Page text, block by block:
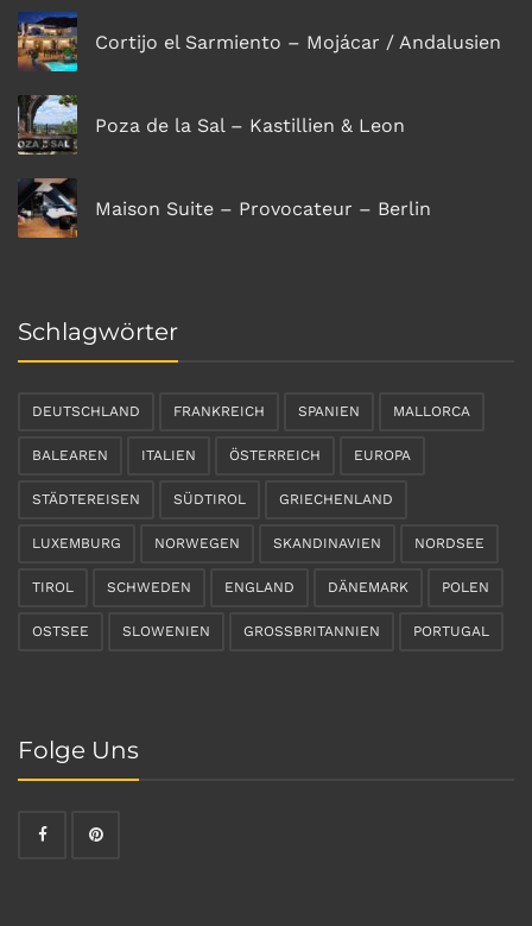
Cortijo el Sarmiento – Mojácar / Andalusien
Poza de la Sal – Kastillien & Leon
Maison Suite – Provocateur – Berlin
Schlagwörter
DEUTSCHLAND FRANKREICH SPANIEN MALLORCA
BALEAREN ITALIEN ÖSTERREICH EUROPA
STÄDTEREISEN SÜDTIROL GRIECHENLAND
LUXEMBURG NORWEGEN SKANDINAVIEN NORDSEE
TIROL SCHWEDEN ENGLAND DÄNEMARK POLEN
OSTSEE SLOWENIEN GROSSBRITANNIEN PORTUGAL
Folge Uns